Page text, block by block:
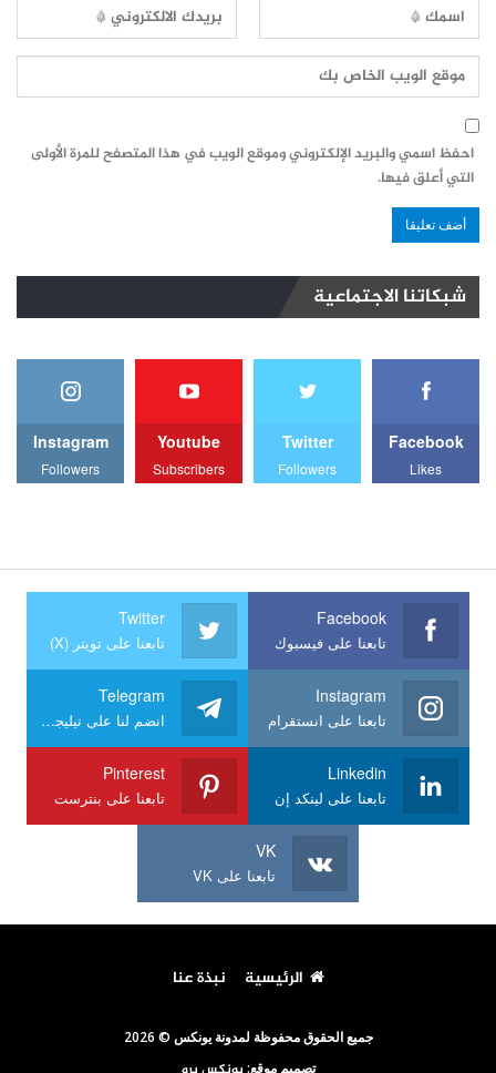
احفظ اسمي والبريد الإلكتروني وموقع الويب في هذا المتصفح للمرة الأولى
التي أعلق فيها.
شبكاتنا الاجتماعية
Facebook
Likes
Twitter
Followers
Youtube
Subscribers
Instagram
Followers
Facebook
تابعنا على فيسبوك
Twitter
تابعنا على تويتر (X)
Instagram
تابعنا على انستقرام
Telegram
انضم لنا على تيليجرام
Linkedin
تابعنا على لينكد إن
Pinterest
تابعنا على بنترست
VK
تابعنا على VK
الرئيسية نبذة عنا
جميع الحقوق محفوظة لمدونة يونكس © 2026
تصميم موقع: